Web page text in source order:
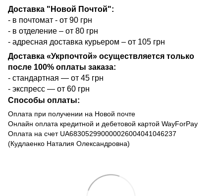
Доставка "Новой Почтой":
- в почтомат - от 90 грн
- в отделение – от 80 грн
- адресная доставка курьером – от 105 грн
Доставка «Укрпочтой» осуществляется только
после 100% оплаты заказа:
- стандартная — от 45 грн
- экспресс — от 60 грн
Способы оплаты:
Оплата при получении на Новой почте
Онлайн оплата кредитной и дебетовой картой WayForPay
Оплата на счет UA683052990000026004041046237
(Кудлаенко Наталия Олександровна)